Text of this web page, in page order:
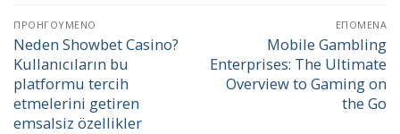
Πλοήγηση
άρθρων
ΠΡΟΗΓΟΎΜΕΝΟ
Προηγούμενο
άρθρο:
Neden Showbet Casino?
Kullanıcıların bu
platformu tercih
etmelerini getiren
emsalsiz özellikler
ΕΠΌΜΕΝΑ
Επόμενο
άρθρο:
Mobile Gambling
Enterprises: The Ultimate
Overview to Gaming on
the Go